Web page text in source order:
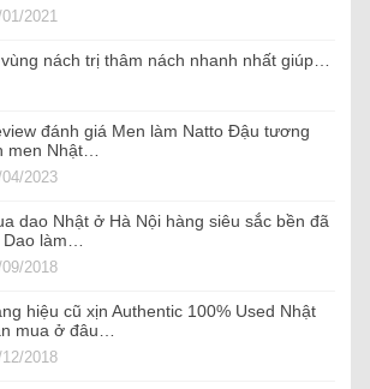
2021
nách trị thâm nách nhanh nhất giúp…
đánh giá Men làm Natto Đậu tương
men Nhật…
04/2023
dao Nhật ở Hà Nội hàng siêu sắc bền đã
làm…
09/2018
hiệu cũ xịn Authentic 100% Used Nhật
mua ở đâu…
12/2018